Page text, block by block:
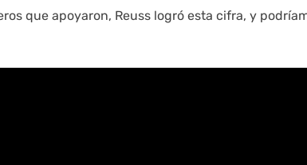
que apoyaron, Reuss logró esta cifra, y